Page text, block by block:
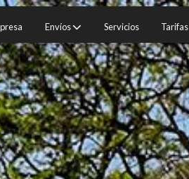
Envíos Servicios Tarifas